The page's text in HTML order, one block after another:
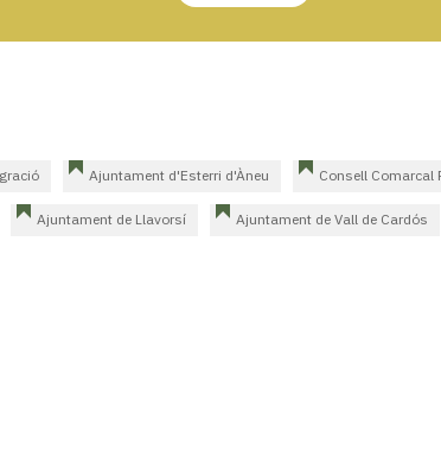
Ajuntament d'Esterri d'Àneu Consell Comarcal
Ajuntament de Llavorsí Ajuntament de Vall de Cardós